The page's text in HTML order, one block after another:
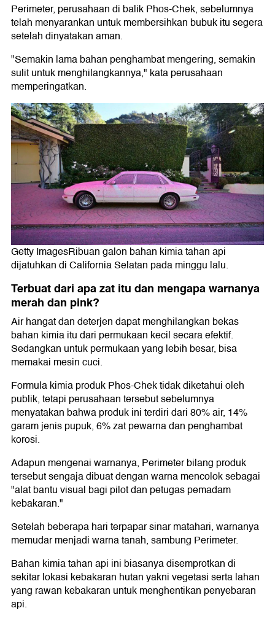
Perimeter, perusahaan di balik Phos-Chek, sebelumnya
telah menyarankan untuk membersihkan bubuk itu segera
setelah dinyatakan aman.
"Semakin lama bahan penghambat mengering, semakin
sulit untuk menghilangkannya," kata perusahaan
memperingatkan.
Getty ImagesRibuan galon bahan kimia tahan api
dijatuhkan di California Selatan pada minggu lalu.
Terbuat dari apa zat itu dan mengapa warnanya
merah dan pink?
Air hangat dan deterjen dapat menghilangkan bekas
bahan kimia itu dari permukaan kecil secara efektif.
Sedangkan untuk permukaan yang lebih besar, bisa
memakai mesin cuci.
Formula kimia produk Phos-Chek tidak diketahui oleh
publik, tetapi perusahaan tersebut sebelumnya
menyatakan bahwa produk ini terdiri dari 80% air, 14%
garam jenis pupuk, 6% zat pewarna dan penghambat
korosi.
Adapun mengenai warnanya, Perimeter bilang produk
tersebut sengaja dibuat dengan warna mencolok sebagai
"alat bantu visual bagi pilot dan petugas pemadam
kebakaran."
Setelah beberapa hari terpapar sinar matahari, warnanya
memudar menjadi warna tanah, sambung Perimeter.
Bahan kimia tahan api ini biasanya disemprotkan di
sekitar lokasi kebakaran hutan yakni vegetasi serta lahan
yang rawan kebakaran untuk menghentikan penyebaran
api.